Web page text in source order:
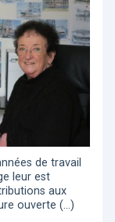
de travail
leur est
aux
ouverte (…)